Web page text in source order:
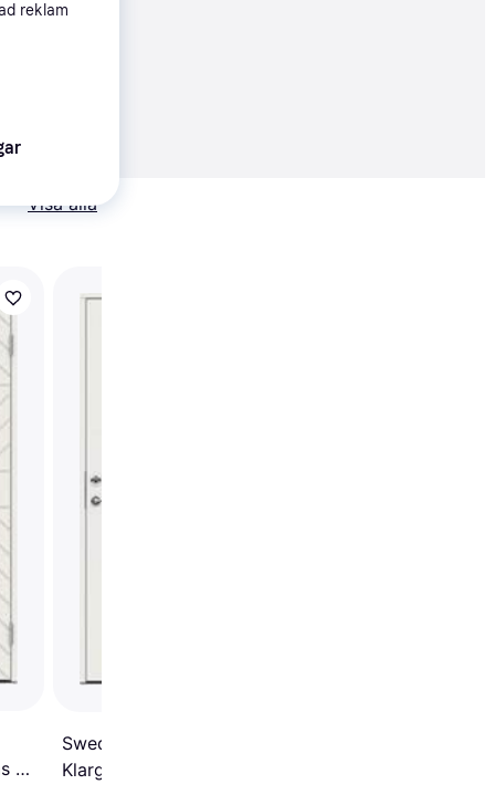
kr
Visa alla
S
Swedoor Indus Ytterdörr
Klarglas S 0502-Y H, V
reklam